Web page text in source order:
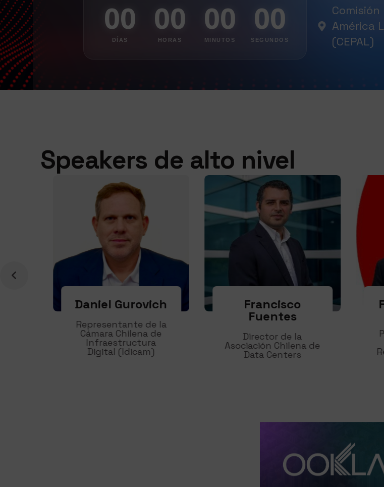
00
DÍAS
00
HORAS
00
MINUTOS
00
SEGUNDOS
América
(CEPAL)
Speakers de alto nivel
Daniel Gurovich
Representante de la
Cámara Chilena de
Infraestructura
Digital (Idicam)
Francisco
Fuentes
Director de la
Asociación Chilena de
Data Centers
y